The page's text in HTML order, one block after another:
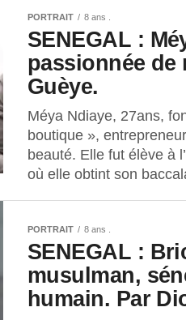
PORTRAIT 8 ans .
SENEGAL :
passionnée de
Guèye.
Méya Ndiaye, 27ans,
boutique »,
beauté. Elle fut élève à
où elle obtint son
PORTRAIT 8 ans .
SENEGAL :
musulman,
humain. Par